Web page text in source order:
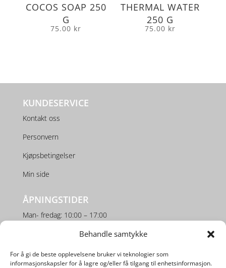
Behandle samtykke
For å gi de beste opplevelsene bruker vi teknologier som
informasjonskapsler for å lagre og/eller få tilgang til enhetsinformasjon.
COCOS SOAP 250
G
75.00 kr
THERMAL WATER
250 G
75.00 kr
KUNDESERVICE
Kontakt oss
Personvern
Kjøpsbetingelser
Min side
ÅPNINGSTIDER
Man- fredag: 10:00 – 17:00
Lørdag: 10:00 – 16:00
SOSIALE MEDIER